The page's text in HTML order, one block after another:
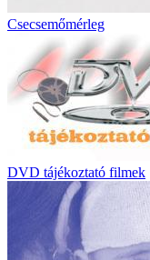
Csecsemőmérleg
DVD tájékoztató filmek